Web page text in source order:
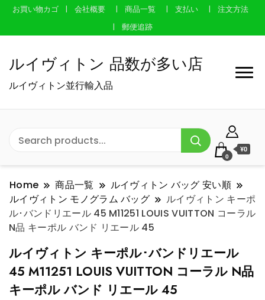
お買い物カゴ 会社概要 商品一覧 支払い
注文方法
郵便追跡
ルイヴィトン 品数が多い店
ルイヴィトン並行輸入品
0
¥0
Home 商品一覧
ルイヴィトン バッグ 安い順
ルイヴィトン モノグラム バッグ
ルイヴィトン キーポ
ル･バンドリエール 45 M11251 LOUIS VUITTON コーラル
N品 キーポル バンド リエール 45
ルイヴィトン キーポル･バンドリエール
45 M11251 LOUIS VUITTON コーラル N品
キーポル バンド リエール 45